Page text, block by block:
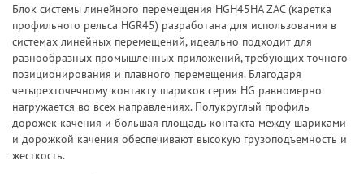
Блок системы линейного перемещения HGH45HA ZAC (каретка
профильного рельса HGR45) разработана для использования в
системах линейных перемещений, идеально подходит для
разнообразных промышленных приложений, требующих точного
позиционирования и плавного перемещения. Благодаря
четырехточечному контакту шариков серия HG равномерно
нагружается во всех направлениях. Полукруглый профиль
дорожек качения и большая площадь контакта между шариками
и дорожкой качения обеспечивают высокую грузоподъемность и
жесткость.